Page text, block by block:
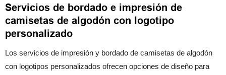
Servicios de bordado e impresión de
camisetas de algodón con logotipo
personalizado
Los servicios de impresión y bordado de camisetas de algodón
con logotipos personalizados ofrecen opciones de diseño para